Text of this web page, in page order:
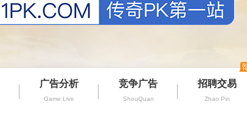
广告分析
Game Live
竞争广告
ShouQuan
招聘交易
Zhao Pin